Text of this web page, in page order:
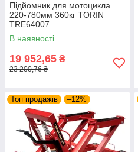
Підйомник для мотоцикла
220-780мм 360кг TORIN
TRE64007
В наявності
19 952,65 ₴
23 200,76 ₴
Топ продажів –12%